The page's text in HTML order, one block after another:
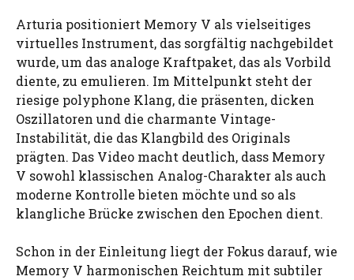
Arturia positioniert Memory V als vielseitiges
virtuelles Instrument, das sorgfältig nachgebildet
wurde, um das analoge Kraftpaket, das als Vorbild
diente, zu emulieren. Im Mittelpunkt steht der
riesige polyphone Klang, die präsenten, dicken
Oszillatoren und die charmante Vintage-
Instabilität, die das Klangbild des Originals
prägten. Das Video macht deutlich, dass Memory
V sowohl klassischen Analog-Charakter als auch
moderne Kontrolle bieten möchte und so als
klangliche Brücke zwischen den Epochen dient.
Schon in der Einleitung liegt der Fokus darauf, wie
Memory V harmonischen Reichtum mit subtiler